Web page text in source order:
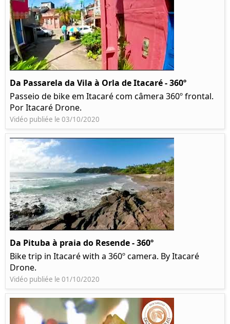
Da Passarela da Vila à Orla de Itacaré - 360º
Passeio de bike em Itacaré com câmera 360º frontal.
Por Itacaré Drone.
Vidéo publiée le 03/10/2020
Da Pituba à praia do Resende - 360º
Bike trip in Itacaré with a 360º camera. By Itacaré
Drone.
Vidéo publiée le 01/10/2020